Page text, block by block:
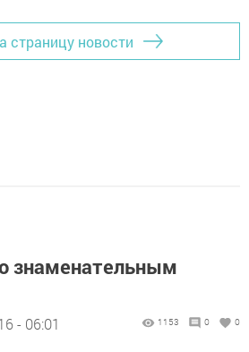
страницу новости
знаменательным
- 06:01 1153 0 0